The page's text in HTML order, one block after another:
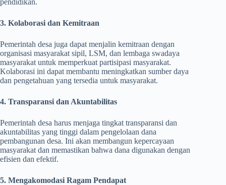
3. Kolaborasi dan Kemitraan
Pemerintah desa juga dapat menjalin kemitraan dengan
organisasi masyarakat sipil, LSM, dan lembaga swadaya
masyarakat untuk memperkuat partisipasi masyarakat.
Kolaborasi ini dapat membantu meningkatkan sumber daya
dan pengetahuan yang tersedia untuk masyarakat.
4. Transparansi dan Akuntabilitas
Pemerintah desa harus menjaga tingkat transparansi dan
akuntabilitas yang tinggi dalam pengelolaan dana
pembangunan desa. Ini akan membangun kepercayaan
masyarakat dan memastikan bahwa dana digunakan dengan
efisien dan efektif.
5. Mengakomodasi Ragam Pendapat